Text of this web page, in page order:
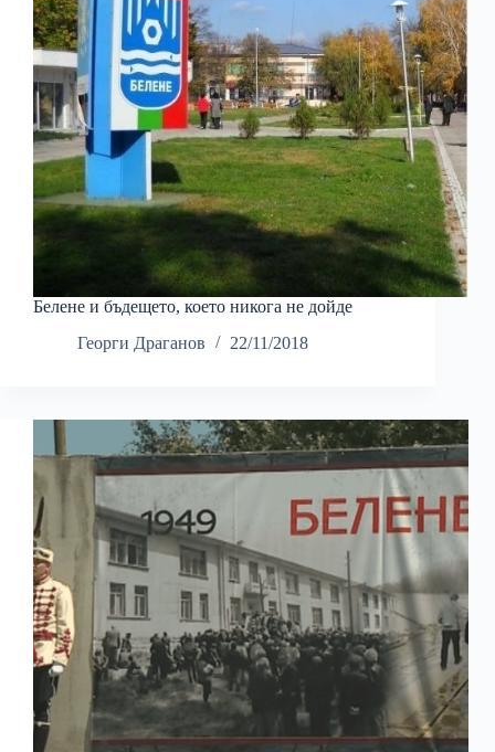
Белене и бъдещeто, което никога не дойде
Георги Драганов
22/11/2018